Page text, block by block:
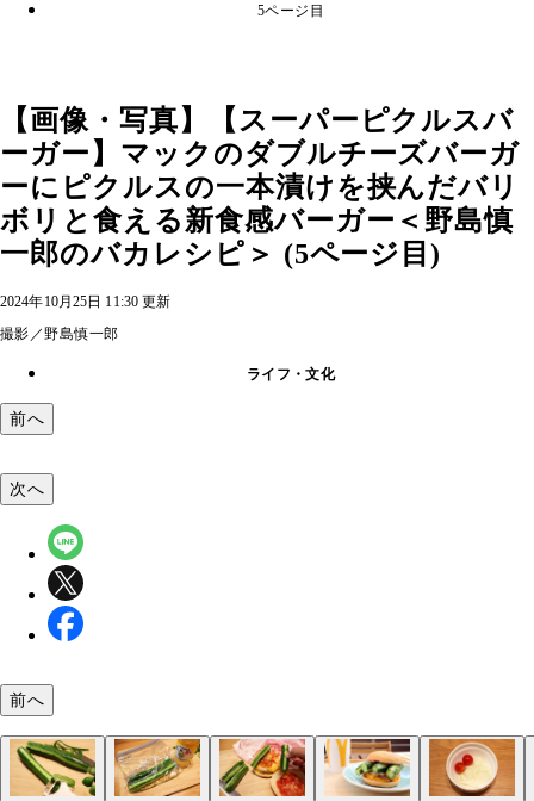
5ページ目
【画像・写真】【スーパーピクルスバ
ーガー】マックのダブルチーズバーガ
ーにピクルスの一本漬けを挟んだバリ
ボリと食える新食感バーガー＜野島慎
一郎のバカレシピ＞ (5ページ目)
2024年10月25日 11:30 更新
撮影／野島慎一郎
ライフ・文化
前へ
次へ
前へ